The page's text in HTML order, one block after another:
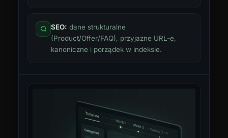
SEO: dane strukturalne
(Product/Offer/FAQ), przyjazne URL-e,
kanoniczne i porządek w indeksie.